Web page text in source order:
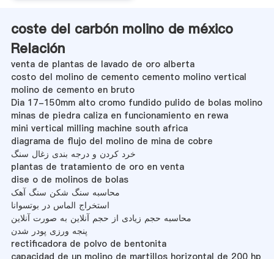
coste del carbón molino de méxico
Relación
venta de plantas de lavado de oro alberta
costo del molino de cemento cemento molino vertical
molino de cemento en bruto
Dia 17-150mm alto cromo fundido pulido de bolas molino
minas de piedra caliza en funcionamiento en rewa
mini vertical milling machine south africa
diagrama de flujo del molino de mina de cobre
خرد کردن و درجه بندی زغال سنگ
plantas de tratamiento de oro en venta
dise o de molinos de bolas
محاسبه سنگ شکن سنگ آهک
استخراج الماس در بوتسوانا
محاسبه حجم زیادی از حجم آنلاین به صورت آنلاین
پنجه ورزی پودر شدن
rectificadora de polvo de bentonita
capacidad de un molino de martillos horizontal de 200 hp